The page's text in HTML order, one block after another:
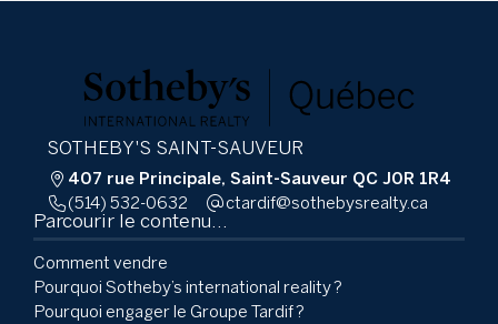
SOTHEBY'S SAINT-SAUVEUR
407 rue Principale, Saint-Sauveur QC J0R 1R4
(514) 532-0632
ac.ytlaersybehtos@fidratc
Parcourir le contenu...
Comment vendre
Pourquoi Sotheby’s international reality ?
Pourquoi engager le Groupe Tardif ?